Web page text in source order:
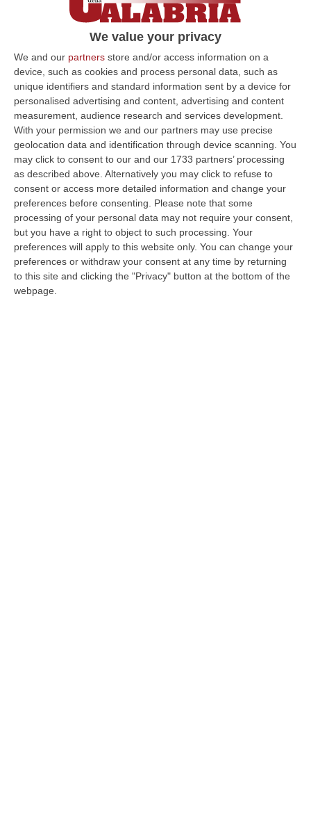
We value your privacy
We and our partners store and/or access information on a
device, such as cookies and process personal data, such as
unique identifiers and standard information sent by a device for
personalised advertising and content, advertising and content
measurement, audience research and services development.
With your permission we and our partners may use precise
geolocation data and identification through device scanning. You
may click to consent to our and our 1733 partners’ processing
as described above. Alternatively you may click to refuse to
consent or access more detailed information and change your
preferences before consenting.
Please note that some
processing of your personal data may not require your consent,
but you have a right to object to such processing. Your
preferences will apply to this website only. You can change your
preferences or withdraw your consent at any time by returning
to this site and clicking the "Privacy" button at the bottom of the
webpage.
Minaccia e ferisce la compagna con le
forbici, arrestato 49enne a Reggio
L’uomo è stato bloccato in flagranza dalla
Polizia. La donna è stata ferita al polso
Pubblicato il: 18/05/19 – 13:36